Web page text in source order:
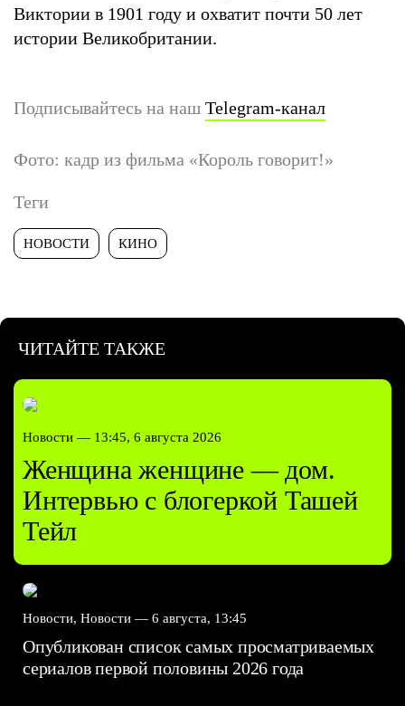
Виктории в 1901 году и охватит почти 50 лет
истории Великобритании.
Подписывайтесь на наш Telegram-канал
Фото: кадр из фильма «Король говорит!»
Теги
НОВОСТИ КИНО
ЧИТАЙТЕ ТАКЖЕ
Новости — 13:45, 6 августа 2026
Женщина женщине — дом.
Интервью с блогеркой Ташей
Тейл
Новости, Новости — 6 августа, 13:45
Опубликован список самых просматриваемых
сериалов первой половины 2026 года